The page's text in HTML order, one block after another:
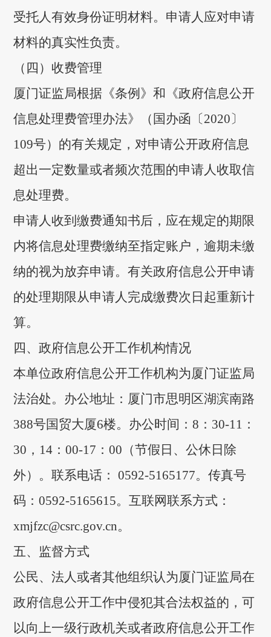
受托人有效身份证明材料。申请人应对申请
材料的真实性负责。
（四）收费管理
厦门证监局根据《条例》和《政府信息公开
信息处理费管理办法》（国办函〔2020〕
109号）的有关规定，对申请公开政府信息
超出一定数量或者频次范围的申请人收取信
息处理费。
申请人收到缴费通知书后，应在规定的期限
内将信息处理费缴纳至指定账户，逾期未缴
纳的视为放弃申请。有关政府信息公开申请
的处理期限从申请人完成缴费次日起重新计
算。
四、政府信息公开工作机构情况
本单位政府信息公开工作机构为厦门证监局
法治处。办公地址：厦门市思明区湖滨南路
388号国贸大厦6楼。办公时间：8：30-11：
30，14：00-17：00（节假日、公休日除
外）。联系电话： 0592-5165177。传真号
码：0592-5165615。互联网联系方式：
xmjfzc@csrc.gov.cn。
五、监督方式
公民、法人或者其他组织认为厦门证监局在
政府信息公开工作中侵犯其合法权益的，可
以向上一级行政机关或者政府信息公开工作